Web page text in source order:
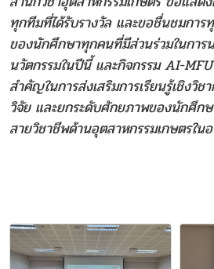
ทุกทีมที่ได้รับรางวัล และขอชื่นชมการ
ของนักศึกษาทุกคนที่มีส่วนร่วมในการ
นวัตกรรมในปีนี้ และกิจกรรม AI-
สำคัญในการส่งเสริมการเรียนรู้เชิงวิ
วิจัย และยกระดับศักยภาพของนักศึกษ
สายวิชาชีพด้านอุตสาหกรรมเกษตรใน